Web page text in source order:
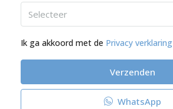
Selecteer
Ik ga akkoord met de Privacy verklaring
Verzenden
WhatsApp